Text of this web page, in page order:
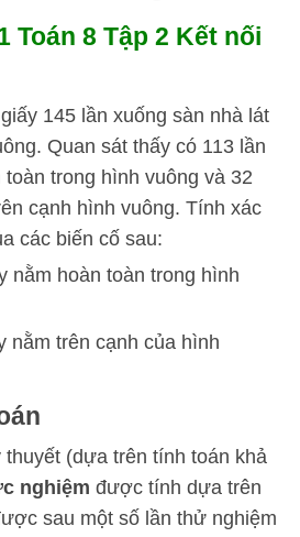
Toán 8 Tập 2 Kết nối
145 lần xuống sàn nhà lát
Quan sát thấy có 113 lần
trong hình vuông và 32
cạnh hình vuông. Tính xác
các biến cố sau:
nằm hoàn toàn trong hình
nằm trên cạnh của hình
(dựa trên tính toán khả
nghiệm được tính dựa trên
sau một số lần thử nghiệm